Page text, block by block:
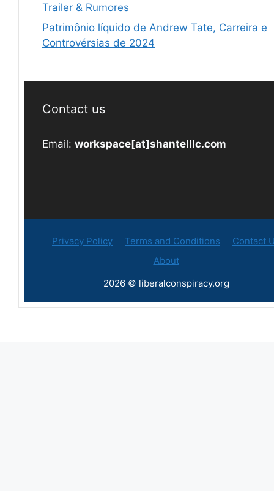
Trailer & Rumores
Patrimônio líquido de Andrew Tate, Carreira e
Controvérsias de 2024
Contact us
Email: workspace[at]shantelllc.com
Privacy Policy Terms and Conditions
Contact
About
2026 © liberalconspiracy.org